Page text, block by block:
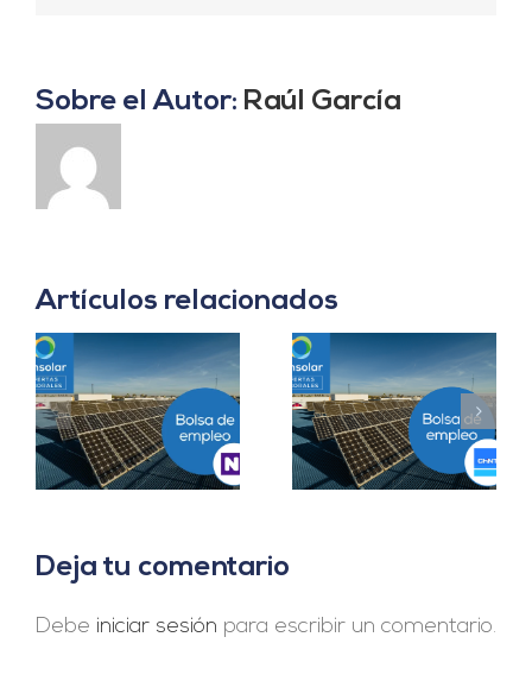
Sobre el Autor: Raúl García
Artículos relacionados
Project Manager en
Madrid
Prácticas
Departamento
Ingeniería B2B en
Sevilla
Deja tu comentario
Debe iniciar sesión para escribir un comentario.